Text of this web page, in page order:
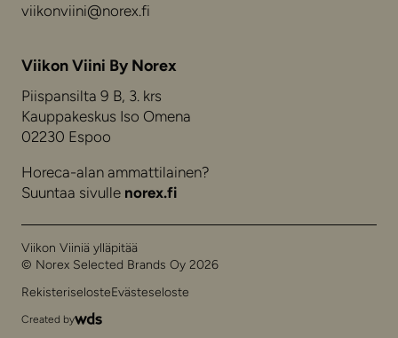
viikonviini@norex.fi
Viikon Viini By Norex
Piispansilta 9 B, 3. krs
Kauppakeskus Iso Omena
02230 Espoo
Horeca-alan ammattilainen?
Suuntaa sivulle norex.fi
Viikon Viiniä ylläpitää
© Norex Selected Brands Oy 2026
RekisteriselosteEvästeseloste
Created by